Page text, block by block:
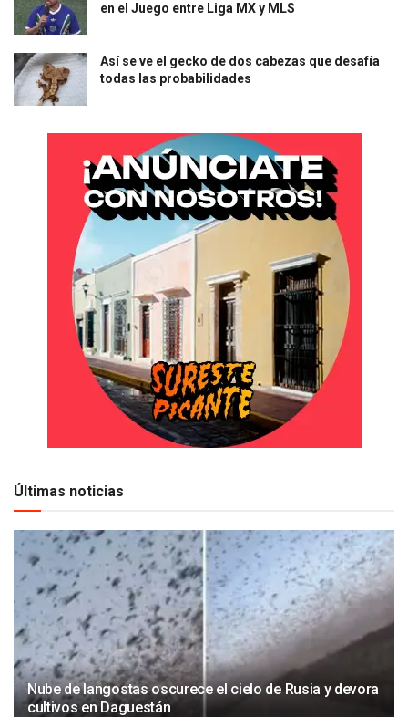
en el Juego entre Liga MX y MLS
Así se ve el gecko de dos cabezas que desafía
todas las probabilidades
Últimas noticias
Nube de langostas oscurece el cielo de Rusia y devora
cultivos en Daguestán